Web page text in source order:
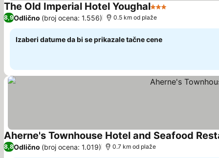
The Old Imperial Hotel Youghal3 Zvezdice
8,9Odlično (broj ocena: 1.556) 0.5 km od plaže
Izaberi datume da bi se prikazale tačne cene
Aherne's Townhouse Hotel and Seafood
8,8Odlično (broj ocena: 1.019) 0.7 km od plaže